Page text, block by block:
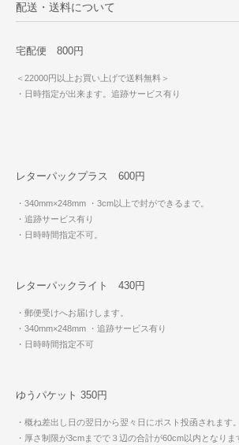
配送・送料について
宅配便 800円
＜22000円以上お買い上げで送料無料＞
・日時指定が出来ます。追跡サービス有り
レターパックプラス 600円
・340mm×248mm ・3cm以上で封ができるまで。
・追跡サービス有り
・日時時間指定不可。
レターパックライト 430円
・郵便受けへお届けします。
・340mm×248mm ・追跡サービス有り
・日時時間指定不可
ゆうパケット 350円
・概ね差出し日の翌日から翌々日にポスト投函されます。
・厚さ制限が3cmまでで３辺の合計が60cm以内となりま